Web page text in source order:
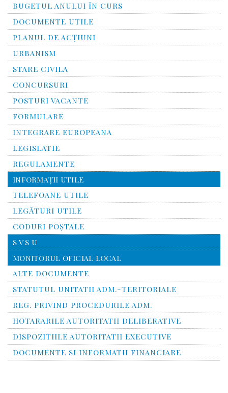
BUGETUL ANULUI ÎN CURS
DOCUMENTE UTILE
PLANUL DE ACȚIUNI
URBANISM
STARE CIVILA
CONCURSURI
POSTURI VACANTE
FORMULARE
INTEGRARE EUROPEANA
LEGISLATIE
REGULAMENTE
INFORMAŢII UTILE
TELEFOANE UTILE
LEGĂTURI UTILE
CODURI POŞTALE
S V S U
MONITORUL OFICIAL LOCAL
ALTE DOCUMENTE
STATUTUL UNITATII ADM.-TERITORIALE
REG. PRIVIND PROCEDURILE ADM.
HOTARARILE AUTORITATII DELIBERATIVE
DISPOZITIILE AUTORITATII EXECUTIVE
DOCUMENTE SI INFORMATII FINANCIARE